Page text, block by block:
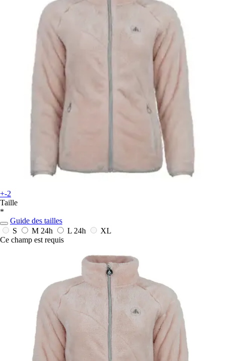
+-2
Taille
*
Guide des tailles
S
M 24h L 24h
XL
Ce champ est requis